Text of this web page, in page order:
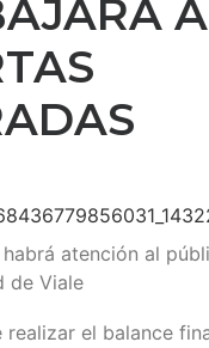
A
atención al
de Viale
realizar el balance